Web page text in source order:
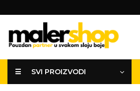
to
content
☰ SVI PROIZVODI